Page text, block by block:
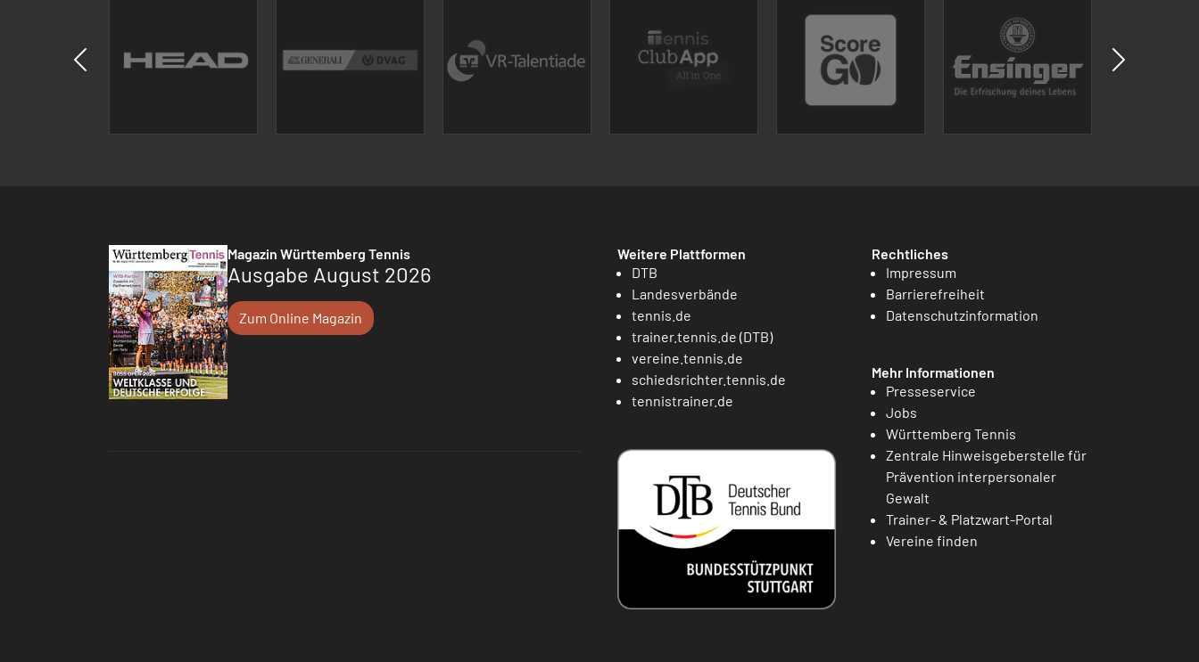
Magazin Württemberg Tennis
Ausgabe August 2026
Zum Online Magazin
Weitere Plattformen
DTB
Landesverbände
tennis.de
trainer.tennis.de (DTB)
vereine.tennis.de
schiedsrichter.tennis.de
tennistrainer.de
Rechtliches
Impressum
Barrierefreiheit
Datenschutzinformation
Mehr Informationen
Presseservice
Jobs
Württemberg Tennis
Zentrale Hinweisgeberstelle für
Prävention interpersonaler
Gewalt
Trainer- & Platzwart-Portal
Vereine finden